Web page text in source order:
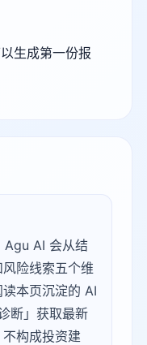
生成第一份报
AI 会从结
险线索五个维
本页沉淀的 AI
断」获取最新
构成投资建